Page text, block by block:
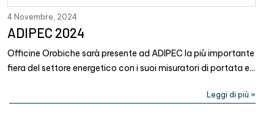
4 Novembre, 2024
ADIPEC 2024
Officine Orobiche sarà presente ad ADIPEC la più importante
fiera del settore energetico con i suoi misuratori di portata e...
Leggi di più »